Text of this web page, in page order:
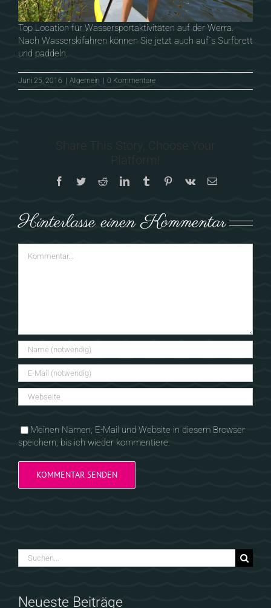
Top Location für Wassersportaktivitäten auf der Werra.
Nach Wasserskifahren können Sie jetzt auch auf´s Surfbrett
und paddeln.
Juni 25, 2016 Allgemein 0 Kommentare
Share This Story, Choose Your
Platform!
Facebook
TwitterRedditLinkedInTumblrPinterest
Vk
E-
Hinterlasse einen Kommentar
Meinen Namen, E-Mail und Website in diesem Browser
speichern, bis ich wieder kommentiere.
Suche
nach:
Neueste Beiträge